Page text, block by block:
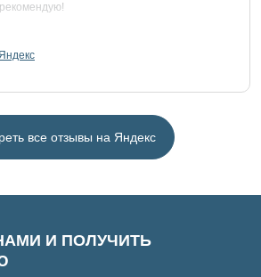
все отзывы на Яндекс
И ПОЛУЧИТЬ